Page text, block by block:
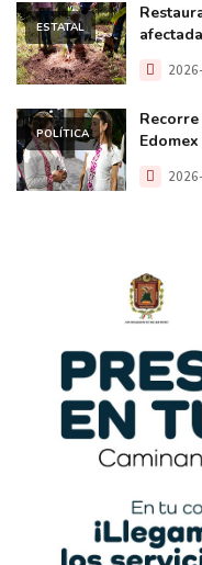
ESTATAL
POLÍTICA